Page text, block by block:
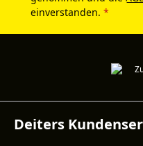
einverstanden. *
Deiters